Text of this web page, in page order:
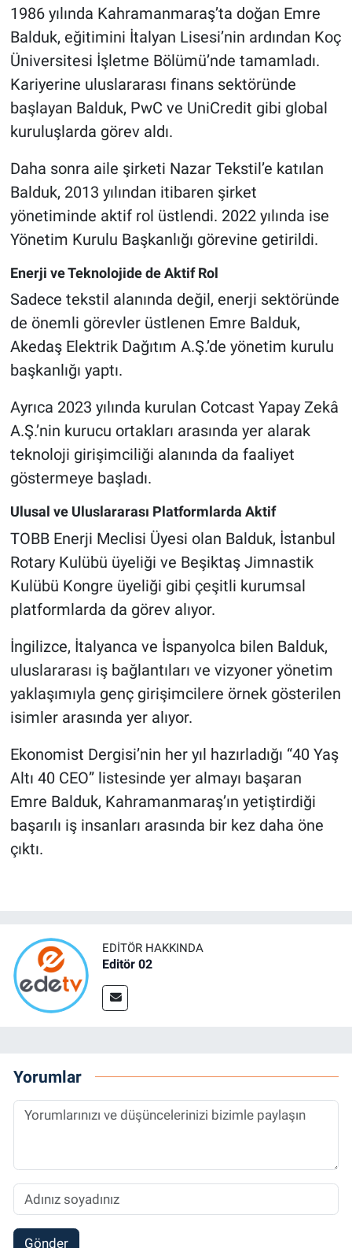
1986 yılında Kahramanmaraş’ta doğan Emre
Balduk, eğitimini İtalyan Lisesi’nin ardından Koç
Üniversitesi İşletme Bölümü’nde tamamladı.
Kariyerine uluslararası finans sektöründe
başlayan Balduk, PwC ve UniCredit gibi global
kuruluşlarda görev aldı.
Daha sonra aile şirketi Nazar Tekstil’e katılan
Balduk, 2013 yılından itibaren şirket
yönetiminde aktif rol üstlendi. 2022 yılında ise
Yönetim Kurulu Başkanlığı görevine getirildi.
Enerji ve Teknolojide de Aktif Rol
Sadece tekstil alanında değil, enerji sektöründe
de önemli görevler üstlenen Emre Balduk,
Akedaş Elektrik Dağıtım A.Ş.’de yönetim kurulu
başkanlığı yaptı.
Ayrıca 2023 yılında kurulan Cotcast Yapay Zekâ
A.Ş.’nin kurucu ortakları arasında yer alarak
teknoloji girişimciliği alanında da faaliyet
göstermeye başladı.
Ulusal ve Uluslararası Platformlarda Aktif
TOBB Enerji Meclisi Üyesi olan Balduk, İstanbul
Rotary Kulübü üyeliği ve Beşiktaş Jimnastik
Kulübü Kongre üyeliği gibi çeşitli kurumsal
platformlarda da görev alıyor.
İngilizce, İtalyanca ve İspanyolca bilen Balduk,
uluslararası iş bağlantıları ve vizyoner yönetim
yaklaşımıyla genç girişimcilere örnek gösterilen
isimler arasında yer alıyor.
Ekonomist Dergisi’nin her yıl hazırladığı “40 Yaş
Altı 40 CEO” listesinde yer almayı başaran
Emre Balduk, Kahramanmaraş’ın yetiştirdiği
başarılı iş insanları arasında bir kez daha öne
çıktı.
EDITÖR HAKKINDA
Editör 02
Yorumlar
Gönder